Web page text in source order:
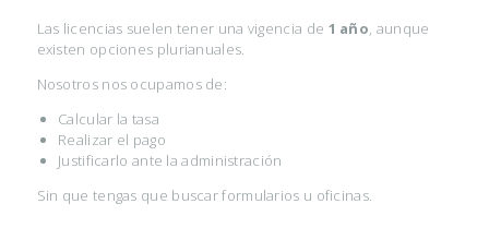
Las licencias suelen tener una vigencia de 1 año, aunque
existen opciones plurianuales.
Nosotros nos ocupamos de:
Calcular la tasa
Realizar el pago
Justificarlo ante la administración
Sin que tengas que buscar formularios u oficinas.